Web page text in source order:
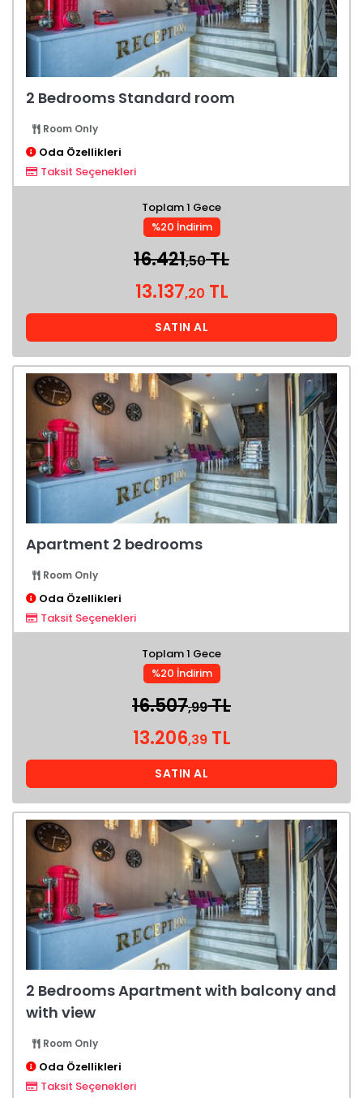
2 Bedrooms Standard room
Room Only
Oda Özellikleri
Taksit Seçenekleri
Toplam 1 Gece
%20 İndirim
16.421,50TL
13.137,20 TL
SATIN AL
Apartment 2 bedrooms
Room Only
Oda Özellikleri
Taksit Seçenekleri
Toplam 1 Gece
%20 İndirim
16.507,99TL
13.206,39TL
SATIN AL
2 Bedrooms Apartment with balcony and
with view
Room Only
Oda Özellikleri
Taksit Seçenekleri